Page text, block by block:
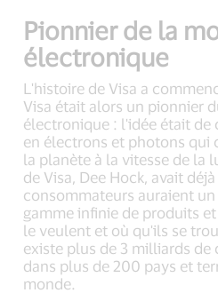
Pionnier de la
électronique
L'histoire de Visa a
Visa était alors un pionnier
électronique : l'idée était
en électrons et photons qui
la planète à la vitesse de la
de Visa, Dee Hock, avait
consommateurs auraient
gamme infinie de produits
le veulent et où qu'ils se
existe plus de 3 milliards de
dans plus de 200 pays et
monde.